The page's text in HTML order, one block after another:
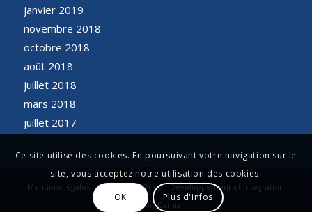
janvier 2019
novembre 2018
octobre 2018
août 2018
juillet 2018
mars 2018
juillet 2017
Mentions légales - Conception Origo - Développement et Intégration
François Damiani
Ce site utilise des cookies. En poursuivant votre navigation sur le
site, vous acceptez notre utilisation des cookies.
OK Plus d'infos